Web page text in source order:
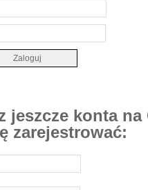
jeszcze konta na
zarejestrować: